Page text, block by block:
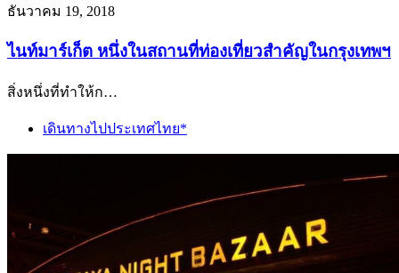
ธันวาคม 19, 2018
ไนท์มาร์เก็ต หนึ่งในสถานที่ท่องเที่ยวสำคัญในกรุงเทพฯ
สิ่งหนึ่งที่ทำให้ก…
เดินทางไปประเทศไทย*